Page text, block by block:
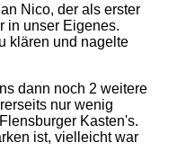
Nico, der als erster
in unser Eigenes.
klären und nagelte
dann noch 2 weitere
nur wenig
Kasten's.
ist, vielleicht war